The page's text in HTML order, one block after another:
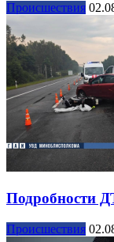
Происшествия
Подробности
Происшествия